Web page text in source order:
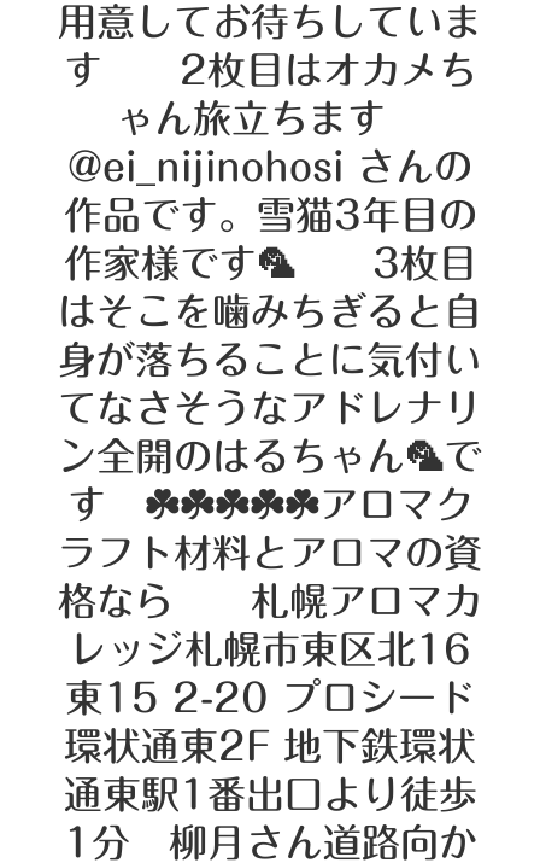
用意してお待ちしていま
す 2枚目はオカメち
ゃん旅立ちます
@ei_nijinohosi さんの
作品です。雪猫3年目の
作家様です🦜 3枚目
はそこを噛みちぎると自
身が落ちることに気付い
てなさそうなアドレナリ
ン全開のはるちゃん🦜で
す ☘️☘️☘️☘️☘️アロマク
ラフト材料とアロマの資
格なら 札幌アロマカ
レッジ札幌市東区北16
東15 2-20 プロシード
環状通東2F 地下鉄環状
通東駅1番出口より徒歩
1分 柳月さん道路向か